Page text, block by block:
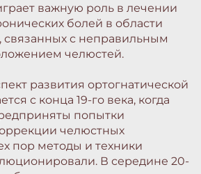
важную роль в лечении
болей в области
связанных с неправильным
челюстей.
развития ортогнатической
с конца 19-го века, когда
попытки
челюстных
пор методы и техники
В середине 20-